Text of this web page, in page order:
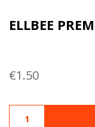
ELLBEE
€1.50